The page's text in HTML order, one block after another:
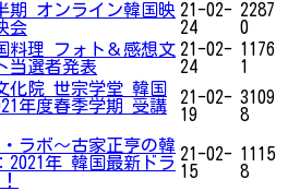
期 オンライン韓国映
会
21-02-
24
2287
0
料理 フォト＆感想文
当選者発表
21-02-
24
1176
1
化院 世宗学堂 韓国
年度春季学期 受講
21-02-
19
3109
8
ラボ～古家正亨の韓
2021年 韓国最新ドラ 21-02-
15
1115
8